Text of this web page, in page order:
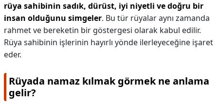
rüya sahibinin sadık, dürüst, iyi niyetli ve doğru bir
insan olduğunu simgeler. Bu tür rüyalar aynı zamanda
rahmet ve bereketin bir göstergesi olarak kabul edilir.
Rüya sahibinin işlerinin hayırlı yönde ilerleyeceğine işaret
eder.
Rüyada namaz kılmak görmek ne anlama
gelir?